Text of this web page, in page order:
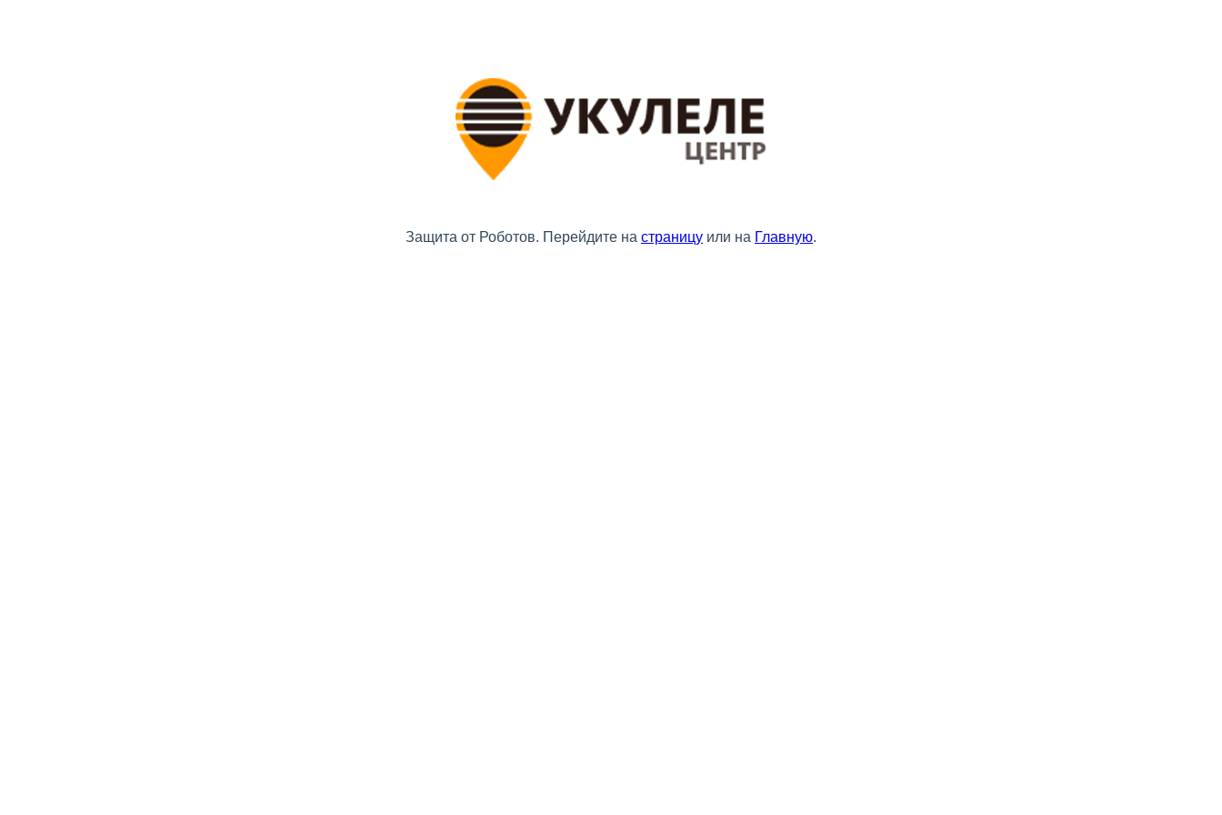
Защита от Роботов. Перейдите на страницу или на Главную.